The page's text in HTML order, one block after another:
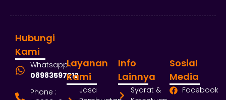
Hubungi
Kami
Whatsapp :
08983597212
Phone :
Layanan
Kami
Jasa
Info
Lainnya
Syarat &
Sosial
Media
Facebook